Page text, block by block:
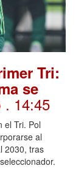
Tri:
se
. 14:45
el Tri. Pol
al
2030, tras